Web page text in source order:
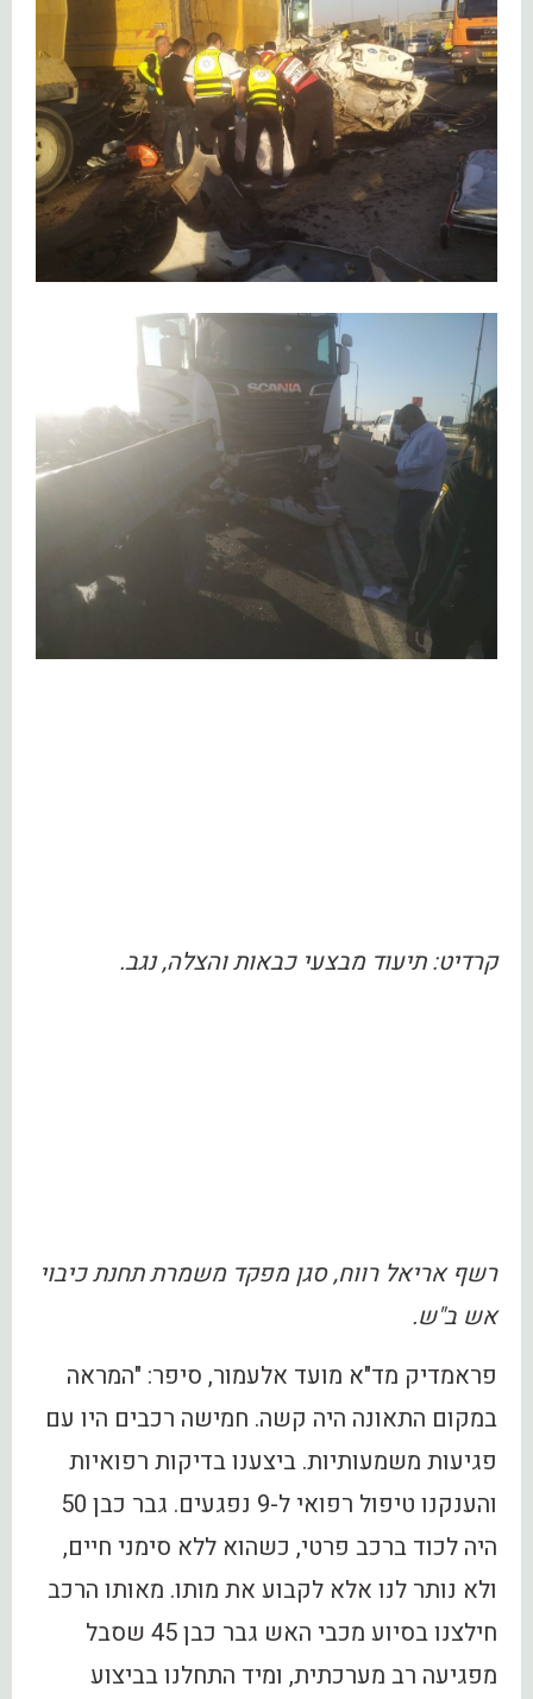
קרדיט: תיעוד מבצעי כבאות והצלה, נגב.
רשף אריאל רווח, סגן מפקד משמרת תחנת כיבוי
אש ב"ש.
פראמדיק מד"א מועד אלעמור, סיפר: "המראה
במקום התאונה היה קשה. חמישה רכבים היו עם
פגיעות משמעותיות. ביצענו בדיקות רפואיות
והענקנו טיפול רפואי ל-9 נפגעים. גבר כבן 50
היה לכוד ברכב פרטי, כשהוא ללא סימני חיים,
ולא נותר לנו אלא לקבוע את מותו. מאותו הרכב
חילצנו בסיוע מכבי האש גבר כבן 45 שסבל
מפגיעה רב מערכתית, ומיד התחלנו בביצוע